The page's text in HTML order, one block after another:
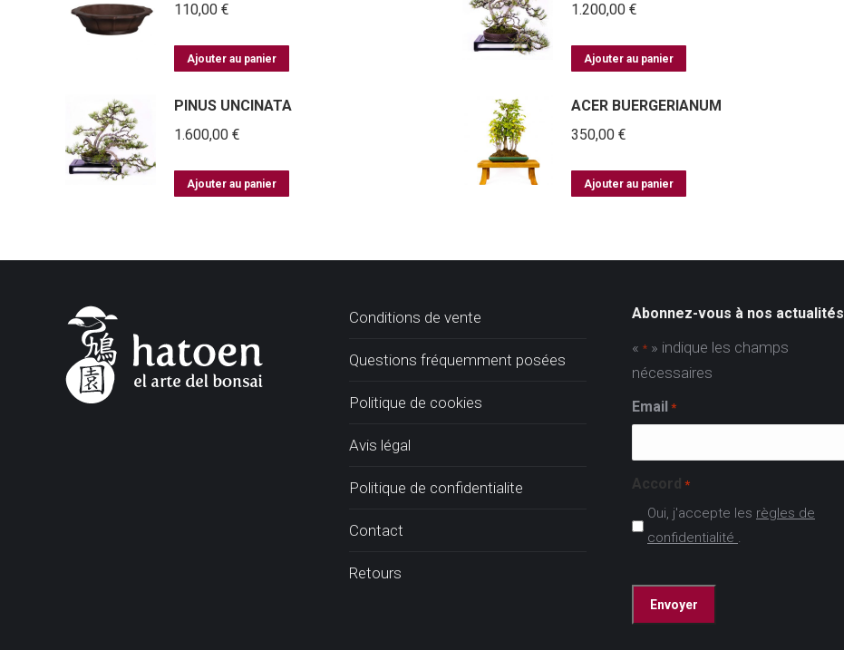
110,00 €
Ajouter au panier
1.200,00 €
Ajouter au panier
PINUS UNCINATA
1.600,00 €
Ajouter au panier
ACER BUERGERIANUM
350,00 €
Ajouter au panier
Conditions de vente
Questions fréquemment posées
Politique de cookies
Avis légal
Politique de confidentialite
Contact
Retours
Abonnez-vous à nos actualités
« * » indique les champs
nécessaires
Email *
Accord *
Oui, j'accepte les règles de
confidentialité .